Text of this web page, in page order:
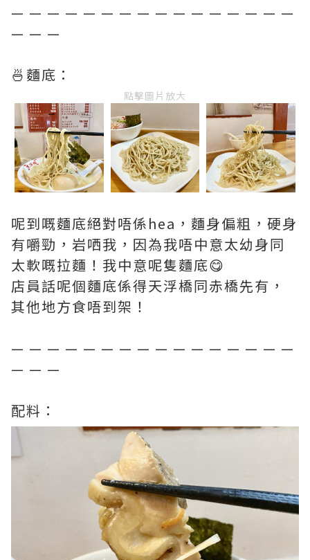
— — — — — — — — — — — — — — — —
— — —
🍜麵底：
點擊圖片放大
呢到嘅麵底絕對唔係hea，麵身偏粗，硬身
有嚼勁，岩哂我，因為我唔中意太幼身同
太軟嘅拉麵！我中意呢隻麵底😋
店員話呢個麵底係得天浮橋同赤橋先有，
其他地方食唔到架！
— — — — — — — — — — — — — — — —
— — —
配料：